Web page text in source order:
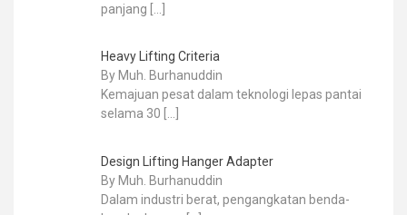
panjang
Heavy Lifting Criteria
By Muh. Burhanuddin
Kemajuan pesat dalam teknologi lepas pantai
selama 30 […]
Design Lifting Hanger Adapter
By Muh. Burhanuddin
Dalam industri berat, pengangkatan benda-